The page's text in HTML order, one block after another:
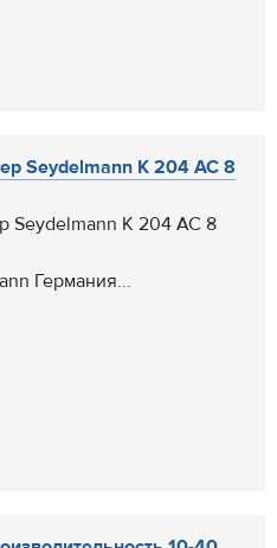
Seydelmann K 204 АС 8
Seydelmann K 204 АС 8
Германия...